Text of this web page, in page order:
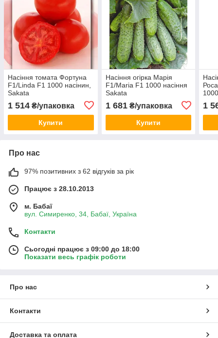
Насіння томата Фортуна
F1/Linda F1 1000 насінин,
Sakata
1 514 ₴/упаковка
Купити
Насіння огірка Марія
F1/Maria F1 1000 насіння
Sakata
1 681₴/упаковка
Купити
1
Про нас
97% позитивних з 62 відгуків за рік
Працює з 28.10.2013
м. Бабаї
вул. Симиренко, 34, Бабаї, Україна
Контакти
Сьогодні працює з 09:00 до 18:00
Показати весь графік роботи
Про нас
Контакти
Доставка та оплата